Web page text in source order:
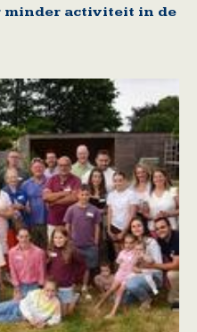
minder activiteit in de